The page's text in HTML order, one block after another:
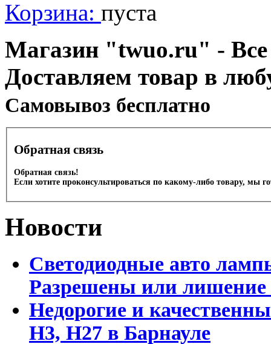
Корзина: пуста
Магазин "twuo.ru" - Все
Доставляем товар в
Cамовывоз бесплатно
Обратная связь
Обратная связь!
Если хотите проконсультироваться по какому-либо товару, мы
Новости
Светодиодные авто
Разрешены или лишение
Недорогие и
Н3, Н27 в Барнауле